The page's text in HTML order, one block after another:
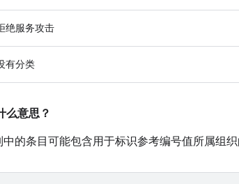
绝服务攻击
有分类
么意思？
的条目可能包含用于标识参考编号值所属组